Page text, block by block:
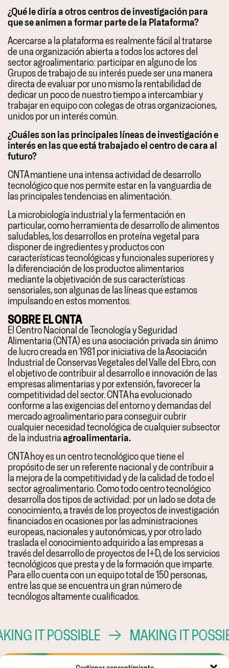
¿Qué le diría a otros centros de investigación para
que se animen a formar parte de la Plataforma?
Acercarse a la plataforma es realmente fácil al tratarse
de una organización abierta a todos los actores del
sector agroalimentario: participar en alguno de los
Grupos de trabajo de su interés puede ser una manera
directa de evaluar por uno mismo la rentabilidad de
dedicar un poco de nuestro tiempo a intercambiar y
trabajar en equipo con colegas de otras organizaciones,
unidos por un interés común.
¿Cuáles son las principales líneas de investigación e
interés en las que está trabajado el centro de cara al
futuro?
CNTA mantiene una intensa actividad de desarrollo
tecnológico que nos permite estar en la vanguardia de
las principales tendencias en alimentación.
La microbiología industrial y la fermentación en
particular, como herramienta de desarrollo de alimentos
saludables, los desarrollos en proteína vegetal para
disponer de ingredientes y productos con
características tecnológicas y funcionales superiores y
la diferenciación de los productos alimentarios
mediante la objetivación de sus características
sensoriales, son algunas de las líneas que estamos
impulsando en estos momentos.
SOBRE EL CNTA
El Centro Nacional de Tecnología y Seguridad
Alimentaria (CNTA) es una asociación privada sin ánimo
de lucro creada en 1981 por iniciativa de la Asociación
Industrial de Conservas Vegetales del Valle del Ebro, con
el objetivo de contribuir al desarrollo e innovación de las
empresas alimentarias y por extensión, favorecer la
competitividad del sector. CNTA ha evolucionado
conforme a las exigencias del entorno y demandas del
mercado agroalimentario para conseguir cubrir
cualquier necesidad tecnológica de cualquier subsector
de la industriaagroalimentaria.
CNTA hoy es un centro tecnológico que tiene el
propósito de ser un referente nacional y de contribuir a
la mejora de la competitividad y de la calidad de todo el
sector agroalimentario. Como todo centro tecnológico
desarrolla dos tipos de actividad: por un lado se dota de
conocimiento, a través de los proyectos de investigación
financiados en ocasiones por las administraciones
europeas, nacionales y autonómicas, y por otro lado
traslada el conocimiento adquirido a las empresas a
través del desarrollo de proyectos de I+D, de los servicios
tecnológicos que presta y de la formación que imparte.
Para ello cuenta con un equipo total de 150 personas,
entre las que se encuentra un gran número de
tecnólogos altamente cualificados.
POSSIBLE → MAKING IT POSSIBLE